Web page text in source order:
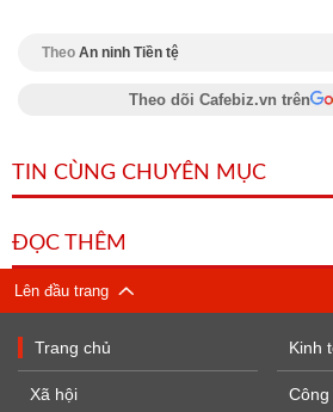
Theo An ninh Tiền tệ
Theo dõi Cafebiz.vn trên
TIN CÙNG CHUYÊN MỤC
ĐỌC THÊM
Lên đầu trang
Trang chủ
Xã hội
Kinh
Công